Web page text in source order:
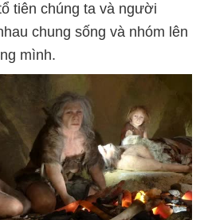
tiên chúng ta và người
chung sống và nhóm lên
mình.